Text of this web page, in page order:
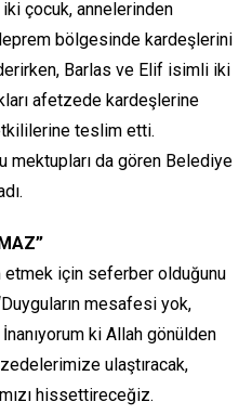
çocuk, annelerinden
bölgesinde kardeşlerini
Barlas ve Elif isimli iki
afetzede kardeşlerine
teslim etti.
mektupları da gören Belediye
etmek için seferber olduğunu
mesafesi yok,
ki Allah gönülden
ulaştıracak,
hissettireceğiz.